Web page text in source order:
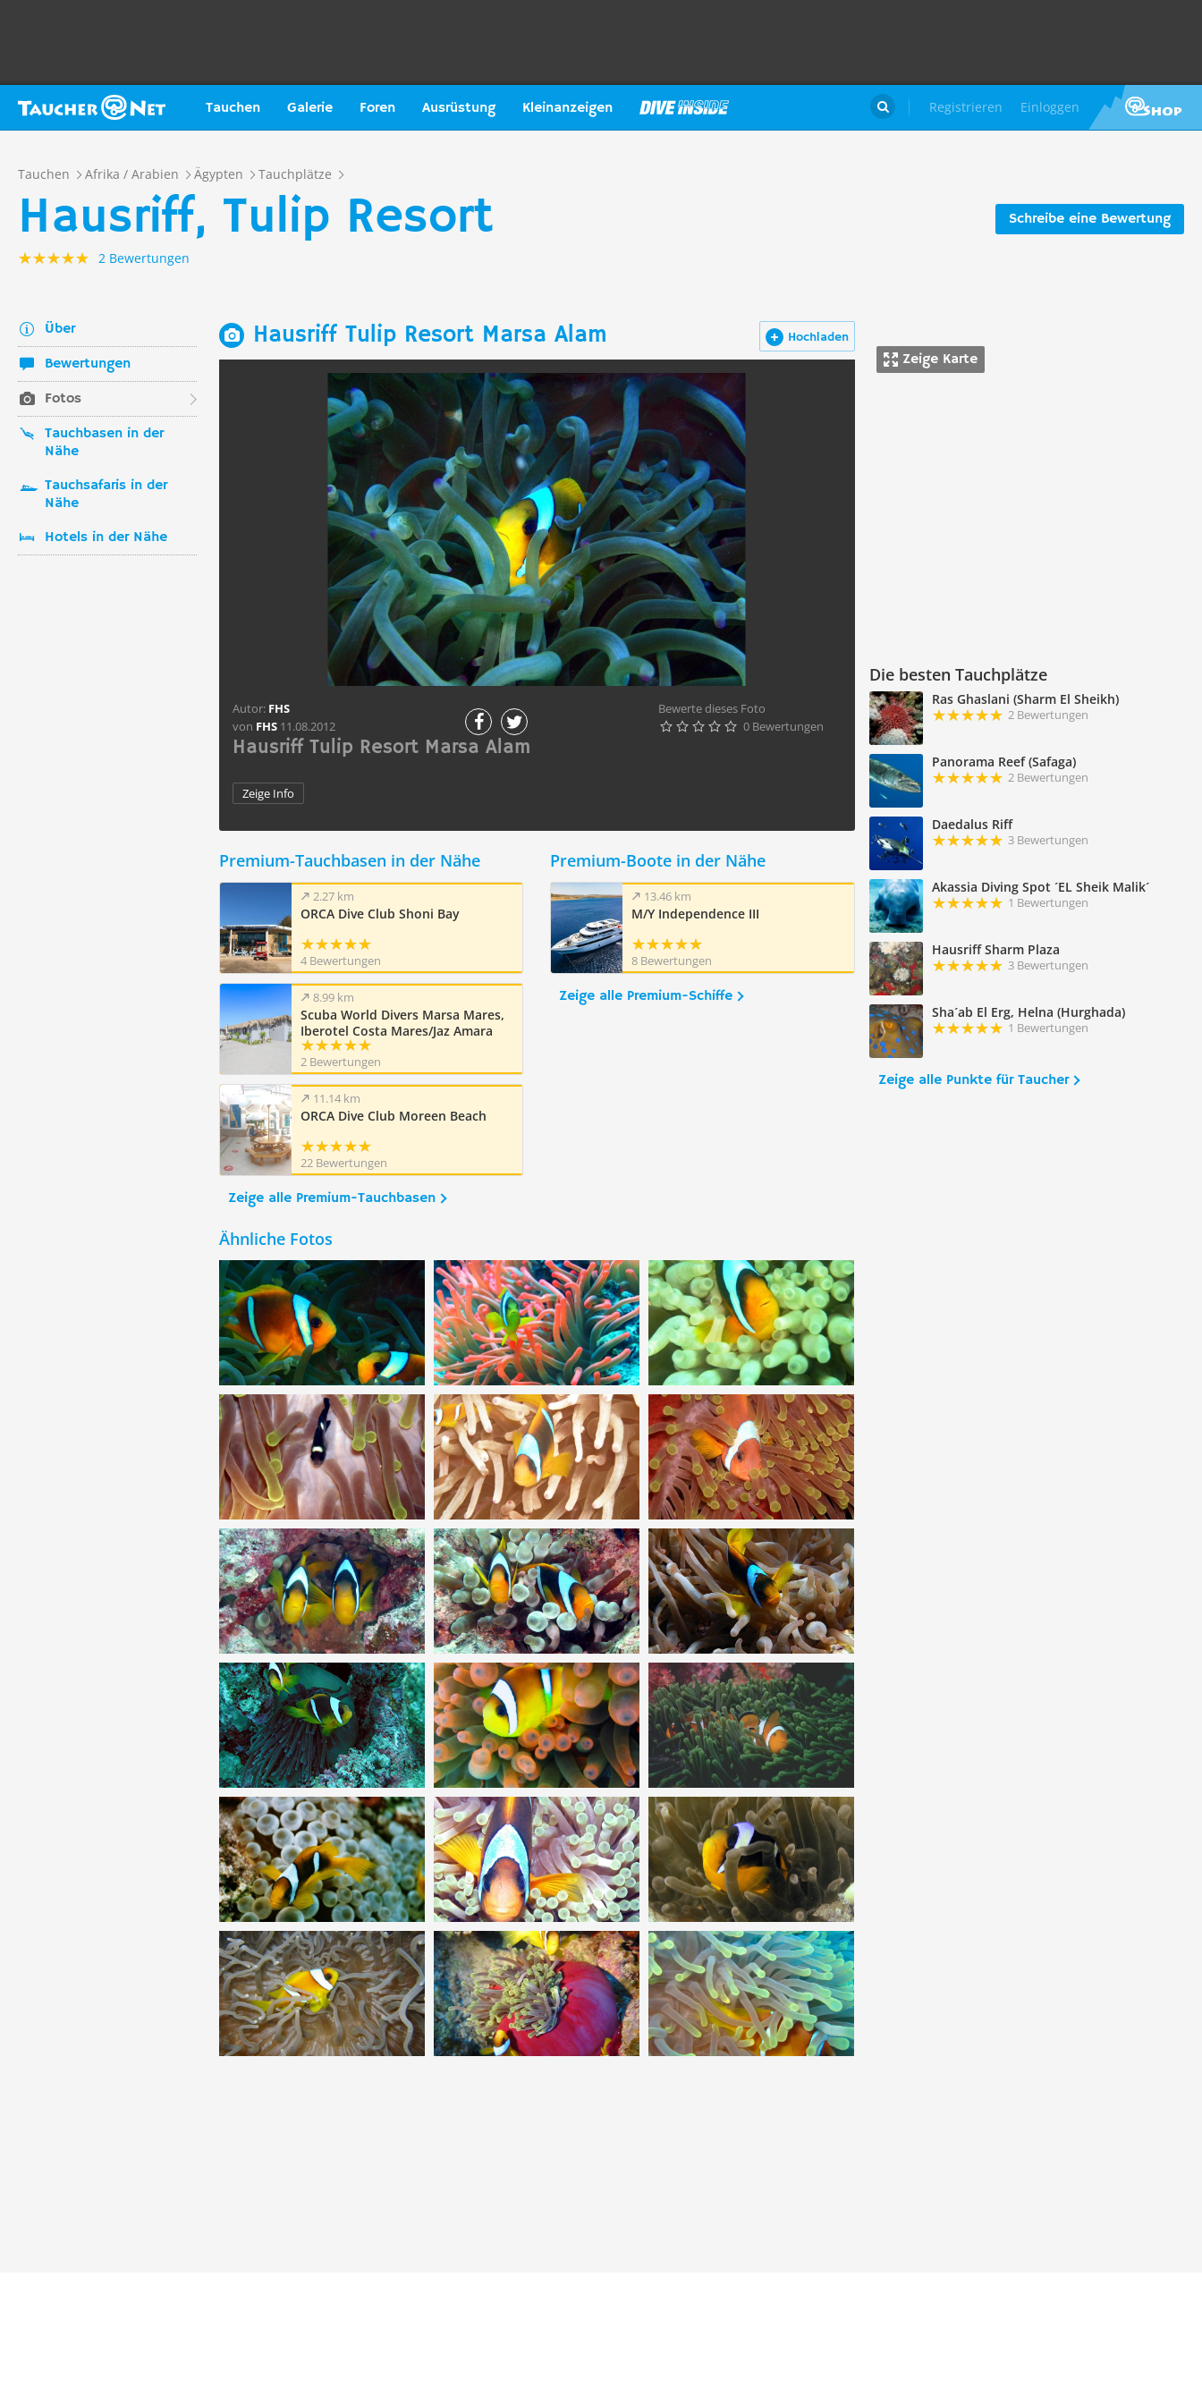
Tauchen Galerie Foren Ausrüstung Kleinanzeigen Registrieren Einloggen

Tauchen Afrika / Arabien Ägypten Tauchplätze
Schreibe eine Bewertung
Hausriff, Tulip Resort
2 Bewertungen
Über
Bewertungen
Fotos
Tauchbasen in der
Nähe
Tauchsafaris in der
Nähe
Hotels in der Nähe
Zeige Karte
Die besten Tauchplätze
Ras Ghaslani (Sharm El Sheikh)
2 Bewertungen
Panorama Reef (Safaga)
2 Bewertungen
Daedalus Riff
3 Bewertungen
Akassia Diving Spot ´EL Sheik Malik´
1 Bewertungen
Hausriff Sharm Plaza
3 Bewertungen
Sha´ab El Erg, Helna (Hurghada)
1 Bewertungen
Zeige alle Punkte für Taucher
Hochladen
Hausriff Tulip Resort Marsa Alam
Autor: FHS
von FHS 11.08.2012
Bewerte dieses Foto
     0 Bewertungen
Hausriff Tulip Resort Marsa Alam
Zeige Info
Premium-Tauchbasen in der Nähe
2.27 km
ORCA Dive Club Shoni Bay
4 Bewertungen
8.99 km
Scuba World Divers Marsa Mares,
Iberotel Costa Mares/Jaz Amara
2 Bewertungen
11.14 km
ORCA Dive Club Moreen Beach
22 Bewertungen
Zeige alle Premium-Tauchbasen
Premium-Boote in der Nähe
13.46 km
M/Y Independence III
8 Bewertungen
Zeige alle Premium-Schiffe
Ähnliche Fotos